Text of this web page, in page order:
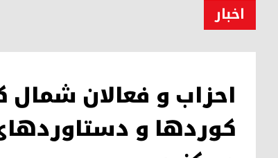
اخبار
احزاب و فعالان شمال
کوردها و